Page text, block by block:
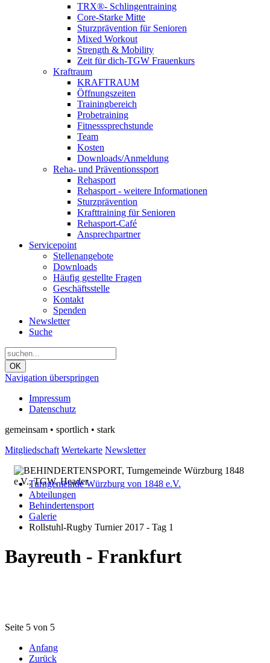
TRX®- Schlingentraining
Core-Starke Mitte
Sturzprävention für Senioren
Mixed Workout
Strength & Mobility
Zeit für dich-TGW Frauenkurs
Kraftraum
KRAFTRAUM
Öffnungszeiten
Trainingbereich
Probetraining
Fitnesssprechstunde
Team
Kosten
Downloads/Anmeldung
Reha- und Präventionssport
Rehasport
Rehasport - weitere Informationen
Sturzprävention
Krafttraining für Senioren
Rehasport-Café
Ansprechpartner
Servicepoint
Stellenangebote
Downloads
Häufig gestellte Fragen
Geschäftsstelle
Kontakt
Spenden
Newsletter
Suche
OK
Navigation überspringen
Impressum
Datenschutz
gemeinsam • sportlich • stark
Mitgliedschaft Wertekarte Newsletter
Turngemeinde Würzburg von 1848 e.V.
Abteilungen
Behindertensport
Galerie
Rollstuhl-Rugby Turnier 2017 - Tag 1
Bayreuth - Frankfurt
Seite 5 von 5
Anfang
Zurück